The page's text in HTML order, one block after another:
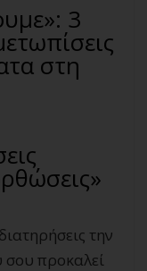
3
στη
την
προκαλεί